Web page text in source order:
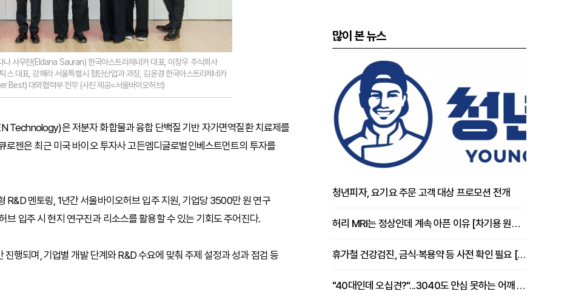
나 사우란(Eldana Sauran) 한국아스트라제네카 대표, 이창우 주식회사
스 대표, 강해라 서울특별시 첨단산업과 과장, 김윤경 한국아스트라제네카
Best) 대외협력부 전무 (사진 제공=서울바이오허브)
Technology)은 저분자 화합물과 융합 단백질 기반 자가면역질환 치료제를
로젠은 최근 미국 바이오 투자사 고든엠디글로벌인베스트먼트의 투자를
R&D 멘토링, 1년간 서울바이오허브 입주 지원, 기업당 3500만 원 연구
입주 시 현지 연구진과 리소스를 활용할 수 있는 기회도 주어진다.
행되며, 기업별 개발 단계와 R&D 수요에 맞춰 주제 설정과 성과 점검 등
많이 본 뉴스
청년피자, 요기요 주문 고객 대상 프로모션 전개
허리 MRI는 정상인데 계속 아픈 이유 [차기용 원장 칼럼]
휴가철 건강검진, 금식·복용약 등 사전 확인 필요 [정도감 원장 칼럼]
"40대인데 오십견?"...3040도 안심 못하는 어깨 유착성 관절낭염